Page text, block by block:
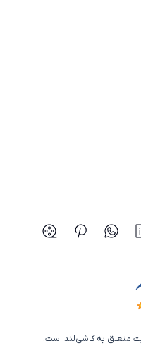
متعلق به کاشی‌لند است.
یوتیوب
اجتماعی لینکدین
شبکه اجتماعی واتساپ
شبکه اجتماعی
شبکه